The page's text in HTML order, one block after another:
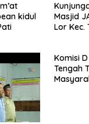
kidul
Masjid
Lor Kec.
Komisi
Tengah